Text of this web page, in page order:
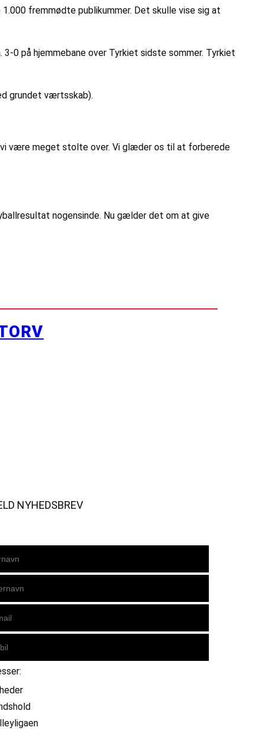
fremmødte publikummer. Det skulle vise sig at
0 på hjemmebane over Tyrkiet sidste sommer. Tyrkiet
grundet værtsskab).
vi være meget stolte over. Vi glæder os til at forberede
nogensinde. Nu gælder det om at give
NYHEDSBREV